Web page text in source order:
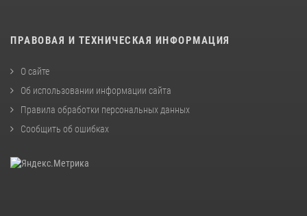
ПРАВОВАЯ И ТЕХНИЧЕСКАЯ ИНФОРМАЦИЯ
О сайте
Об использовании информации сайта
Правила обработки персональных данных
Сообщить об ошибках